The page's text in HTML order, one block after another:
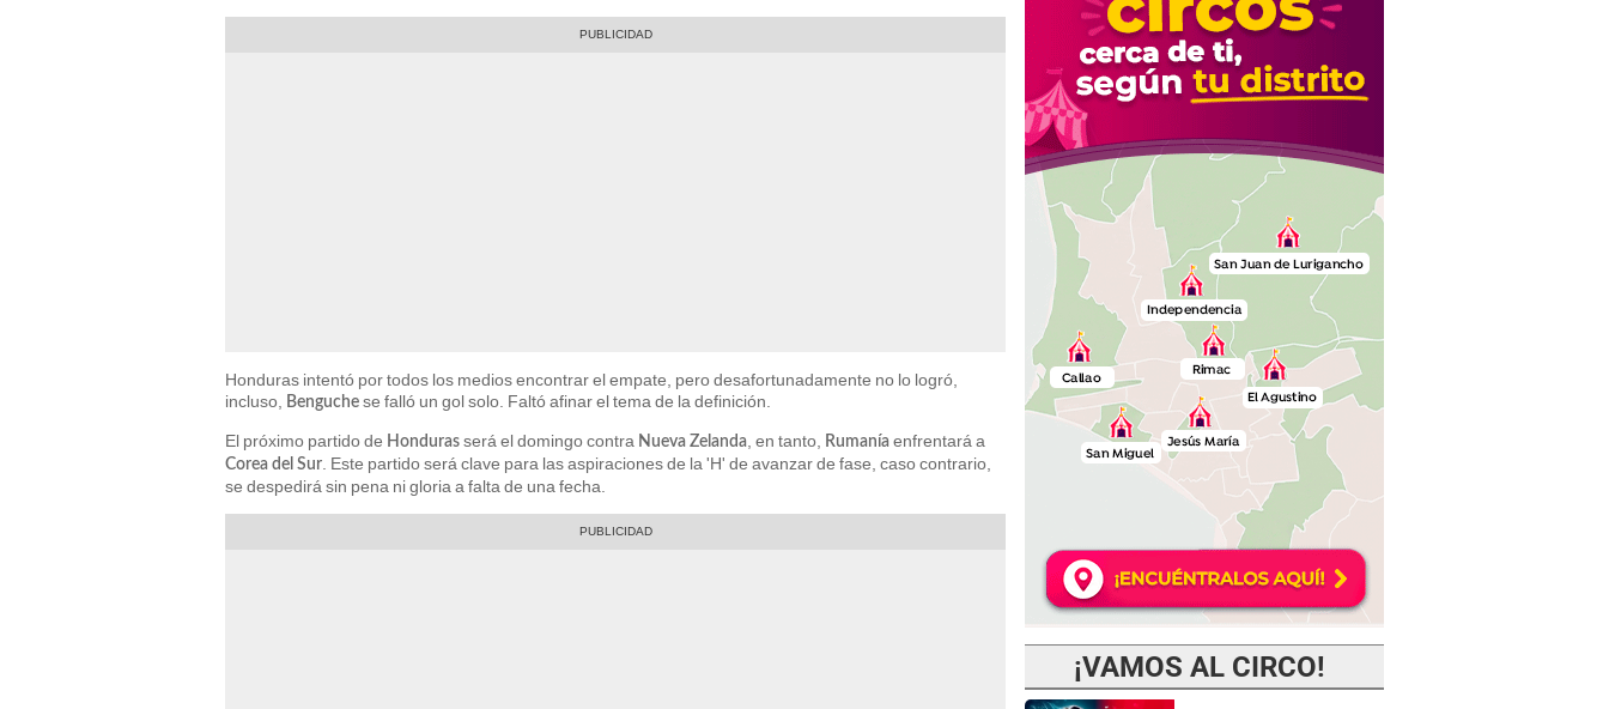
Honduras intentó por todos los medios encontrar el empate, pero desafortunadamente no lo logró,
incluso,
Benguche se falló un gol solo. Faltó afinar el tema de la definición.
El próximo partido de Honduras será el domingo contra Nueva Zelanda , en tanto, Rumanía enfrentará a
Corea del Sur . Este partido será clave para las aspiraciones de la 'H' de avanzar de fase, caso contrario,
se despedirá sin pena ni gloria a falta de una fecha.
¡VAMOS AL CIRCO!